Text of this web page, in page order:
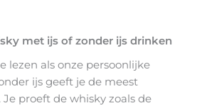
met ijs of zonder ijs drinken
lezen als onze persoonlijke
ijs geeft je de meest
proeft de whisky zoals de